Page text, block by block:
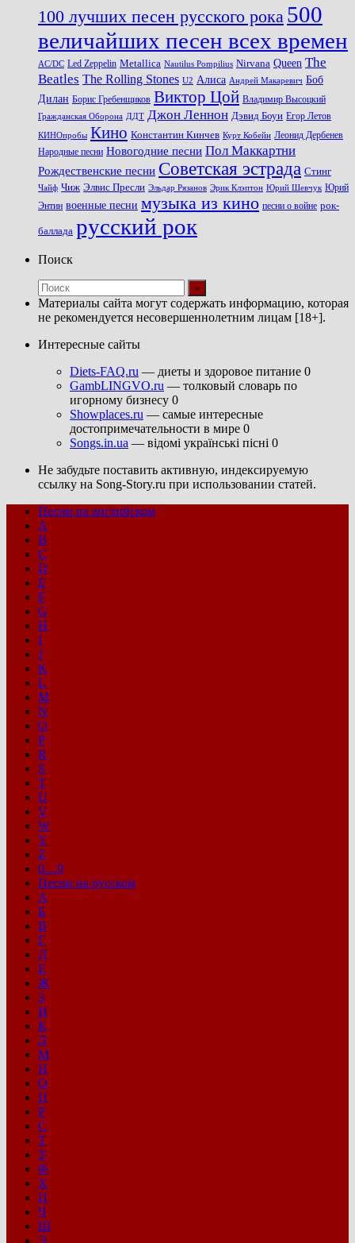
100 лучших песен русского рока 500
величайших песен всех времен
AC/DC Led Zeppelin Metallica Nautilus Pompilius Nirvana Queen The
Beatles The Rolling Stones U2 Алиса Андрей Макаревич Боб
Дилан Борис Гребенщиков Виктор Цой Владимир Высоцкий
Гражданская Оборона ДДТ Джон Леннон Дэвид Боуи Егор Летов
КИНОпробы Кино Константин Кинчев Курт Кобейн Леонид Дербенев
Народные песни Новогодние песни Пол Маккартни
Рождественские песни Советская эстрада Стинг
Чайф Чиж Элвис Пресли Эльдар Рязанов Эрик Клэптон Юрий Шевчук Юрий
Энтин военные песни музыка из кино песни о войне рок-
баллада русский рок
Поиск
Материалы сайта могут содержать информацию, которая
не рекомендуется несовершеннолетним лицам [18+].
Интересные сайты
Diets-FAQ.ru — диеты и здоровое питание 0
GambLINGVO.ru — толковый словарь по
игорному бизнесу 0
Showplaces.ru — самые интересные
достопримечательности в мире 0
Songs.in.ua — відомі українські пісні 0
Не забудьте поставить активную, индексируемую
ссылку на Song-Story.ru при использовании статей.
Песни на английском
A
B
C
D
E
F
G
H
I
J
K
L
M
N
O
P
R
S
T
U
V
W
Y
Z
0…9
Песни на русском
А
Б
В
Г
Д
Е
Ж
З
И
К
Л
М
Н
О
П
Р
С
Т
У
Ф
Х
Ц
Ч
Ш
Э